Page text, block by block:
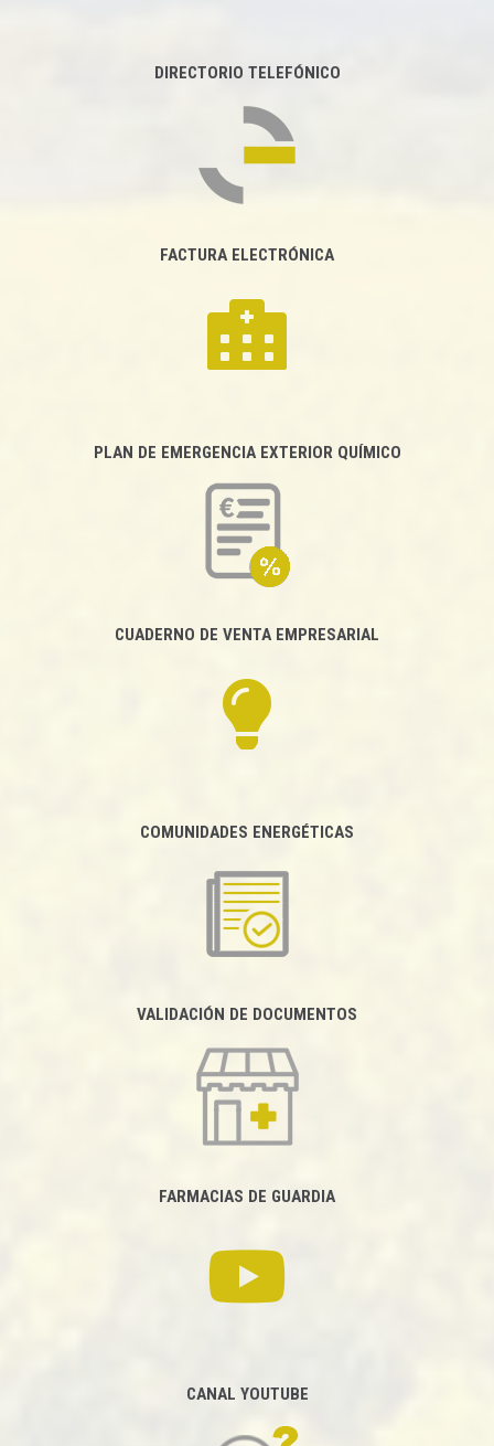
DIRECTORIO TELEFÓNICO
FACTURA ELECTRÓNICA
PLAN DE EMERGENCIA EXTERIOR QUÍMICO
CUADERNO DE VENTA EMPRESARIAL
COMUNIDADES ENERGÉTICAS
VALIDACIÓN DE DOCUMENTOS
FARMACIAS DE GUARDIA
CANAL YOUTUBE